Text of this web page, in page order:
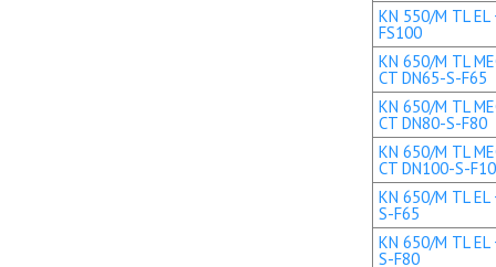
KN 550/M TL EL
FS100
KN 650/M TL
CT DN65-S-F65
KN 650/M TL
CT DN80-S-F80
KN 650/M TL
CT DN100-S-
KN 650/M TL EL
S-F65
KN 650/M TL EL
S-F80